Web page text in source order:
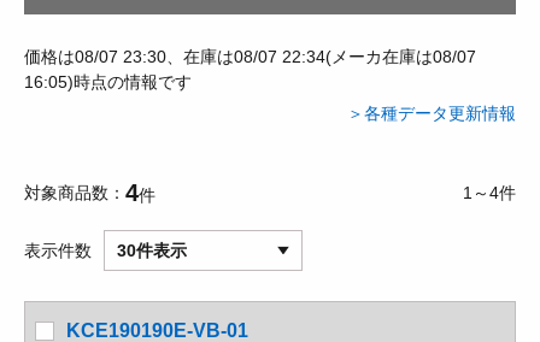
価格は08/07 23:30、在庫は08/07 22:34(メーカ在庫は08/07
16:05)時点の情報です
＞各種データ更新情報
対象商品数 4件 1～4件
表示件数 30件表示
KCE190190E-VB-01